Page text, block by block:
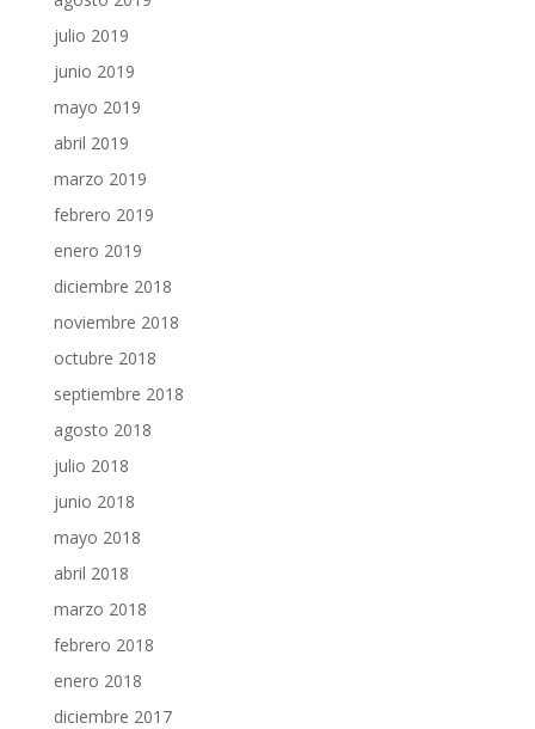
julio 2019
junio 2019
mayo 2019
abril 2019
marzo 2019
febrero 2019
enero 2019
diciembre 2018
noviembre 2018
octubre 2018
septiembre 2018
agosto 2018
julio 2018
junio 2018
mayo 2018
abril 2018
marzo 2018
febrero 2018
enero 2018
diciembre 2017